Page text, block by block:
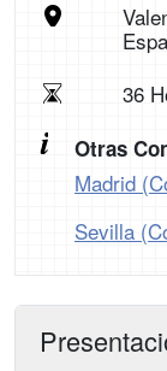
36
Otras
Madrid
Sevilla